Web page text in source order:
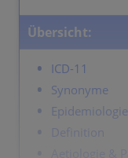
Übersicht:
ICD-11
Synonyme
Epidemiologie
Definition